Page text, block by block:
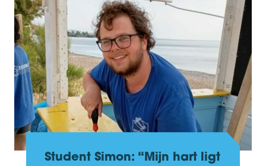
Student Simon: “Mijn hart ligt